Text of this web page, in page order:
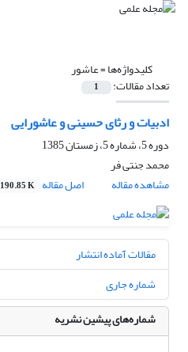
کلیدواژه‌ها =عاشور
تعداد مقالات: 1
ادبیات و رثای حسینی و عاشورایی
دوره 5، شماره 5، زمستان 1385
محمد جنتی فر
مشاهده مقاله
اصل مقاله 190.85 K
مقالات آماده انتشار
شماره جاری
شماره‌های پیشین نشریه